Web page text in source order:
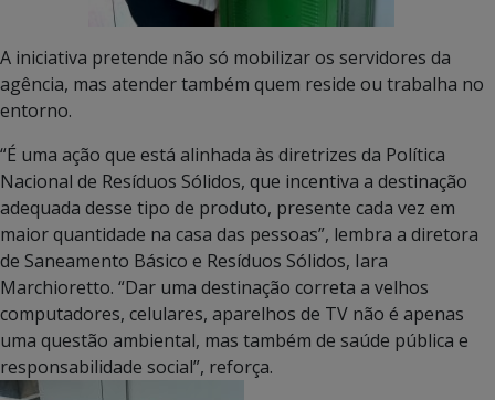
A iniciativa pretende não só mobilizar os servidores da
agência, mas atender também quem reside ou trabalha no
entorno.
“É uma ação que está alinhada às diretrizes da Política
Nacional de Resíduos Sólidos, que incentiva a destinação
adequada desse tipo de produto, presente cada vez em
maior quantidade na casa das pessoas”, lembra a diretora
de Saneamento Básico e Resíduos Sólidos, Iara
Marchioretto. “Dar uma destinação correta a velhos
computadores, celulares, aparelhos de TV não é apenas
uma questão ambiental, mas também de saúde pública e
responsabilidade social”, reforça.